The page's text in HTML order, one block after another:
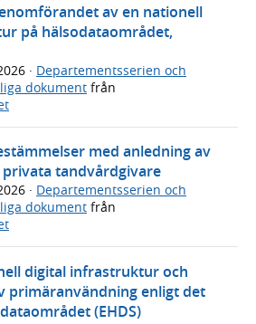
av en nationell
på hälsodataområdet,
· Departementsserien och
dokument från
med anledning av
tandvårdgivare
· Departementsserien och
dokument från
digital infrastruktur och
primäranvändning enligt det
(EHDS)